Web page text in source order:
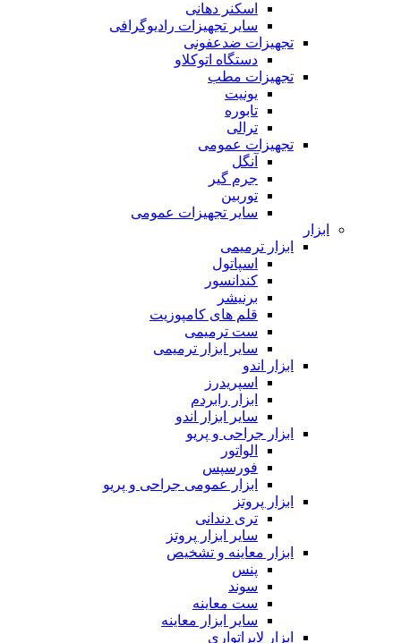
اسکنر دهانی
سایر تجهیزات رادیوگرافی
تجهیزات ضدعفونی
دستگاه اتوکلاو
تجهیزات مطب
یونیت
تابوره
ترالی
تجهیزات عمومی
آنگل
جرم گیر
توربین
سایر تجهیزات عمومی
ابزار
ابزار ترمیمی
اسپاتول
کندانسور
برنیشر
قلم های کامپوزیت
ست ترمیمی
سایر ابزار ترمیمی
ابزار اندو
اسپریدرز
ابزار رابردم
سایر ابزار اندو
ابزار جراحی و پریو
الواتور
فورسپس
ابزار عمومی جراحی و پریو
ابزار پروتز
تری دندانی
سایر ابزار پروتز
ابزار معاینه و تشخیص
پنس
سوند
ست معاینه
سایر ابزار معاینه
ابزار لابراتواری